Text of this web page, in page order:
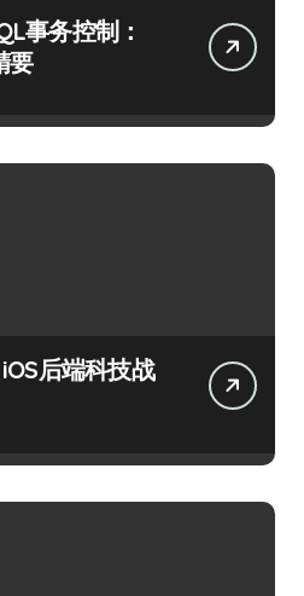
事务控制：
要
后端科技战